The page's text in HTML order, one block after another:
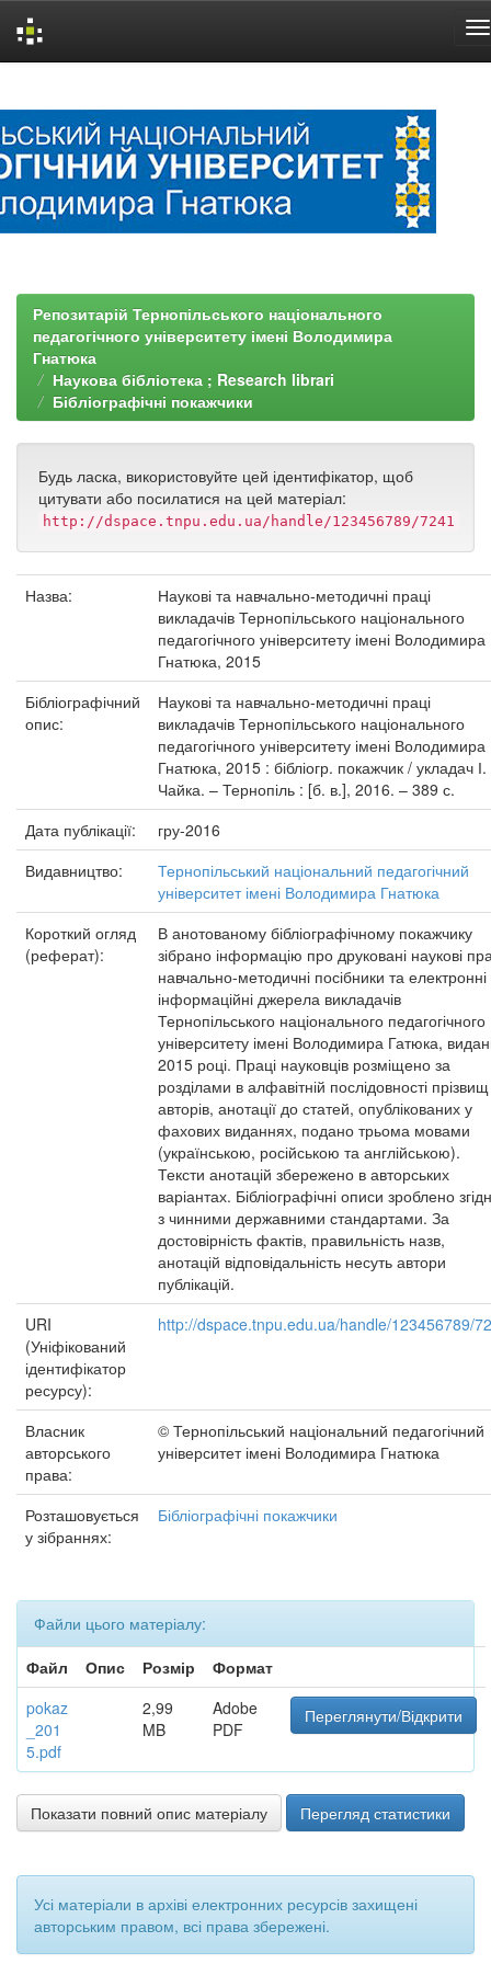
Репозитарій Тернопільського національного
педагогічного університету імені Володимира
Гнатюка
Наукова бібліотека ; Research librari
Бібліографічні покажчики
Будь ласка, використовуйте цей ідентифікатор, щоб
цитувати або посилатися на цей матеріал:
http://dspace.tnpu.edu.ua/handle/123456789/7241
Назва:
Наукові та навчально-методичні праці
викладачів Тернопільського національного
педагогічного університету імені Володимира
Гнатюка, 2015
Бібліографічний
опис:
Наукові та навчально-методичні праці
викладачів Тернопільського національного
педагогічного університету імені Володимира
Гнатюка, 2015 : бібліогр. покажчик / укладач
Чайка. – Тернопіль : [б. в.], 2016. – 389 с.
Дата публікації:
гру-2016
Видавництво:
Тернопільський національний педагогічний
університет імені Володимира Гнатюка
Короткий огляд
(реферат):
В анотованому бібліографічному покажчику
зібрано інформацію про друковані наукові
навчально-методичні посібники та електронні
інформаційні джерела викладачів
Тернопільського національного педагогічного
університету імені Володимира Гатюка,
2015 році. Праці науковців розміщено за
розділами в алфавітній послідовності прізвищ
авторів, анотації до статей, опублікованих у
фахових виданнях, подано трьома мовами
(українською, російською та англійською).
Тексти анотацій збережено в авторських
варіантах. Бібліографічні описи зроблено
з чинними державними стандартами. За
достовірність фактів, правильність назв,
анотацій відповідальність несуть автори
публікацій.
URI
(Уніфікований
ідентифікатор
ресурсу):
http://dspace.tnpu.edu.ua/handle/123456789/
Власник
авторського
права:
© Тернопільський національний педагогічний
університет імені Володимира Гнатюка
Розташовується
у зібраннях:
Бібліографічні покажчики
Файли цього матеріалу:
Файл
Опис Розмір
Формат
pokaz
_201
5.pdf
2,99
MB
Adobe
PDF
Переглянути/Відкрити
Показати повний опис матеріалу Перегляд статистики
Усі матеріали в архіві електронних ресурсів захищені
авторським правом, всі права збережені.